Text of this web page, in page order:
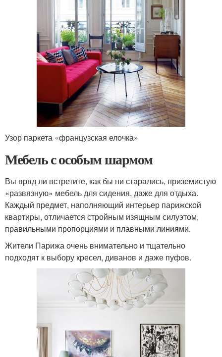
Узор паркета «французская елочка»
Мебель с особым шармом
Вы вряд ли встретите, как бы ни старались, приземистую
«развязную» мебель для сидения, даже для отдыха.
Каждый предмет, наполняющий интерьер парижской
квартиры, отличается стройным изящным силуэтом,
правильными пропорциями и плавными линиями.
Жители Парижа очень внимательно и тщательно
подходят к выбору кресел, диванов и даже пуфов.